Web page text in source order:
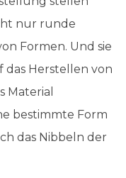
nur runde
Formen. Und sie
das Herstellen von
Material
bestimmte Form
das Nibbeln der